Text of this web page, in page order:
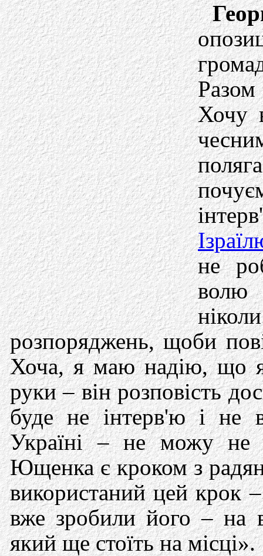
Хочу
не
волю
розпоряджень, щоби
Хоча, я маю надію, що
руки – він розповість
буде не інтерв'ю і не
Україні – не можу не
Ющенка є кроком з
використаний цей крок
вже зробили його – на
який ще стоїть на місці».